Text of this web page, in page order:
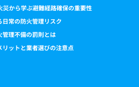
災から学ぶ避難経路確保の重要性
常の防火管理リスク
理不備の罰則とは
ットと業者選びの注意点